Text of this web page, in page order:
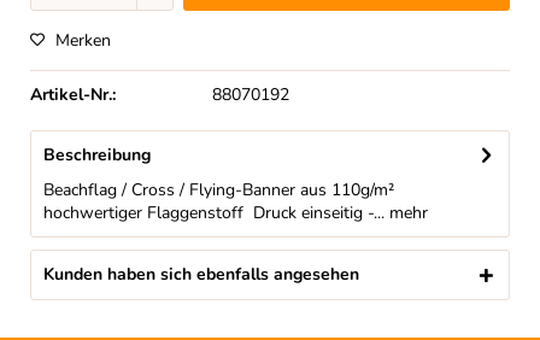
Merken
Artikel-Nr.: 88070192
Beschreibung
Beachflag / Cross / Flying-Banner aus 110g/m²
hochwertiger Flaggenstoff Druck einseitig -... mehr
Kunden haben sich ebenfalls angesehen